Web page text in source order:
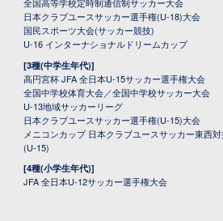
日本クラブユースサッカー選手権(U-18)大会
国民スポーツ大会(サッカー競技)
U-16 インターナショナルドリームカップ
[3種(中学生年代)]
高円宮杯 JFA 全日本U-15サッカー選手権大会
全国中学校体育大会／全国中学校サッカー大会
U-13地域サッカーリーグ
日本クラブユースサッカー選手権(U-15)大会
メニコンカップ 日本クラブユースサッカー東西
(U-15)
[4種(小学生年代)]
JFA 全日本U-12サッカー選手権大会